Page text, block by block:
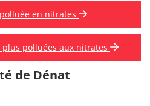
en nitrates
polluées aux nitrates
de Dénat